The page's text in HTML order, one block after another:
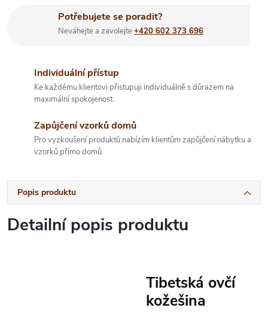
Potřebujete se poradit?
Neváhejte a zavolejte+420 602 373 696
Individuální přístup
Ke každému klientovi přistupuji individuálně s důrazem na
maximální spokojenost.
Zapůjčení vzorků domů
Pro vyzkoušení produktů nabízím klientům zapůjčení nábytku a
vzorků přímo domů.
Popis produktu
Detailní popis produktu
Tibetská ovčí
kožešina